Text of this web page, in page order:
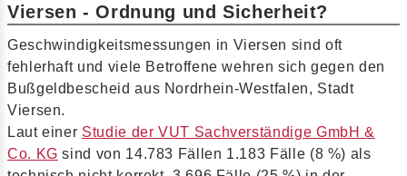
Viersen - Ordnung und Sicherheit?
Geschwindigkeitsmessungen in Viersen sind oft
fehlerhaft und viele Betroffene wehren sich gegen den
Bußgeldbescheid aus Nordrhein-Westfalen, Stadt
Viersen.
Laut einer Studie der VUT Sachverständige GmbH &
Co. KG sind von 14.783 Fällen 1.183 Fälle (8 %) als